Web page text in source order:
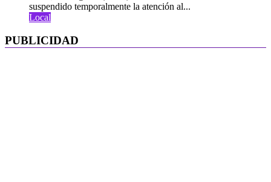
suspendido temporalmente la atención al...
Local
PUBLICIDAD